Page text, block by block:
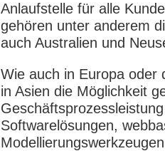
Anlaufstelle für alle
gehören unter anderem
auch Australien und
Wie auch in Europa oder
in Asien die Möglichkeit
Softwarelösungen,